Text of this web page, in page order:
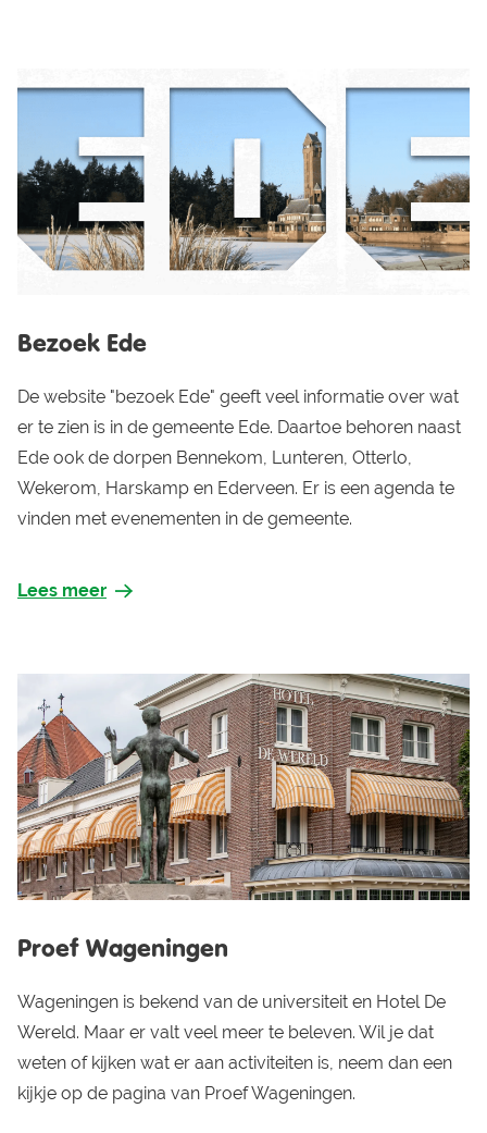
Bezoek Ede
De website "bezoek Ede" geeft veel informatie over wat
er te zien is in de gemeente Ede. Daartoe behoren naast
Ede ook de dorpen Bennekom, Lunteren, Otterlo,
Wekerom, Harskamp en Ederveen. Er is een agenda te
vinden met evenementen in de gemeente.
Lees meer
Proef Wageningen
Wageningen is bekend van de universiteit en Hotel De
Wereld. Maar er valt veel meer te beleven. Wil je dat
weten of kijken wat er aan activiteiten is, neem dan een
kijkje op de pagina van Proef Wageningen.